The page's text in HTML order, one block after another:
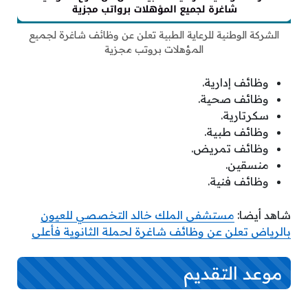
الشركة الوطنية للرعاية الطبية تعلن عن وظائف شاغرة لجميع
المؤهلات بروتب مجزية
وظائف إدارية.
وظائف صحية.
سكرتارية.
وظائف طبية.
وظائف تمريض.
منسقين.
وظائف فنية.
شاهد أيضا: مستشفى الملك خالد التخصصي للعيون
بالرياض تعلن عن وظائف شاغرة لحملة الثانوية فأعلى
موعد التقديم